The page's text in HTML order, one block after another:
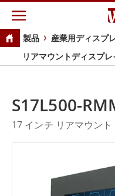
製品 産業用ディスプ
リアマウントディスプレ
S17L500-
17 インチ リアマウント